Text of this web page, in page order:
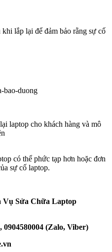
lắp lại để đảm bảo rằng sự cố
laptop cho khách hàng và mô
có thể phức tạp hơn hoặc đơn
sự cố laptop.
Vụ Sửa Chữa Laptop
0904580004 (Zalo, Viber)